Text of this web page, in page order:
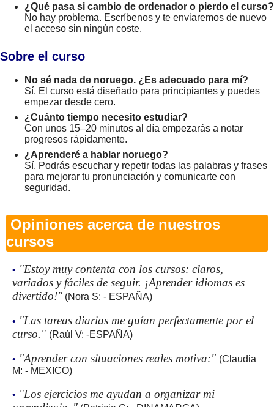
¿Qué pasa si cambio de ordenador o pierdo el curso?
No hay problema. Escríbenos y te enviaremos de nuevo
el acceso sin ningún coste.
Sobre el curso
No sé nada de noruego. ¿Es adecuado para mí?
Sí. El curso está diseñado para principiantes y puedes
empezar desde cero.
¿Cuánto tiempo necesito estudiar?
Con unos 15–20 minutos al día empezarás a notar
progresos rápidamente.
¿Aprenderé a hablar noruego?
Sí. Podrás escuchar y repetir todas las palabras y frases
para mejorar tu pronunciación y comunicarte con
seguridad.
Opiniones acerca de nuestros
cursos
• "Estoy muy contenta con los cursos: claros,
variados y fáciles de seguir. ¡Aprender idiomas es
divertido!" (Nora S: - ESPAÑA)
• "Las tareas diarias me guían perfectamente por el
curso." (Raúl V: -ESPAÑA)
• "Aprender con situaciones reales motiva:" (Claudia
M: - MEXICO)
• "Los ejercicios me ayudan a organizar mi